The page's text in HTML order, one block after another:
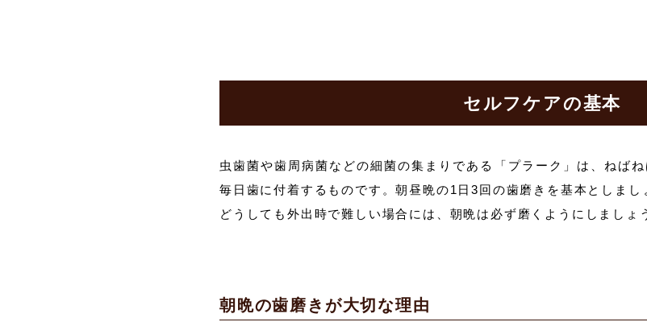
セルフケアの基本
虫歯菌や歯周病菌などの細菌の集まりである「プラーク」は、ねば
毎日歯に付着するものです。朝昼晩の1日3回の歯磨きを基本としまし
どうしても外出時で難しい場合には、朝晩は必ず磨くようにしましょ
朝晩の歯磨きが大切な理由